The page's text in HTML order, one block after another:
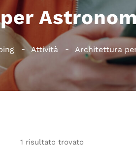
Attività Architettura
1 risultato trovato